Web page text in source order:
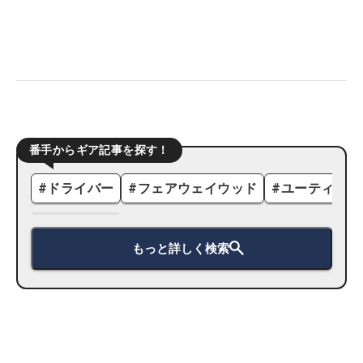
番手からギア記事を探す！
# ドライバー #フェアウェイウッド #ユーティリ
もっと詳しく検索